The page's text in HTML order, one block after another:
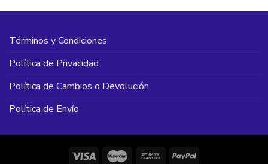
Términos y Condiciones
Política de Privacidad
Política de Cambios o Devolución
Política de Envío